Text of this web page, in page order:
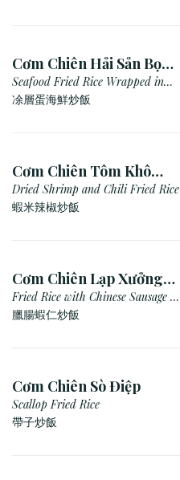
Cơm Chiên Hải Sản Bọc
Trứng
Seafood Fried Rice Wrapped in
Egg (Omelette)
凃層蛋海鮮炒飯
Cơm Chiên Tôm Khô
Muối Ớt Cay
Dried Shrimp and Chili Fried Rice
蝦米辣椒炒飯
Cơm Chiên Lạp Xưởng
Tôm
Fried Rice with Chinese Sausage &
Prawn
臘腸蝦仁炒飯
Cơm Chiên Sò Điệp
Scallop Fried Rice
帶子炒飯